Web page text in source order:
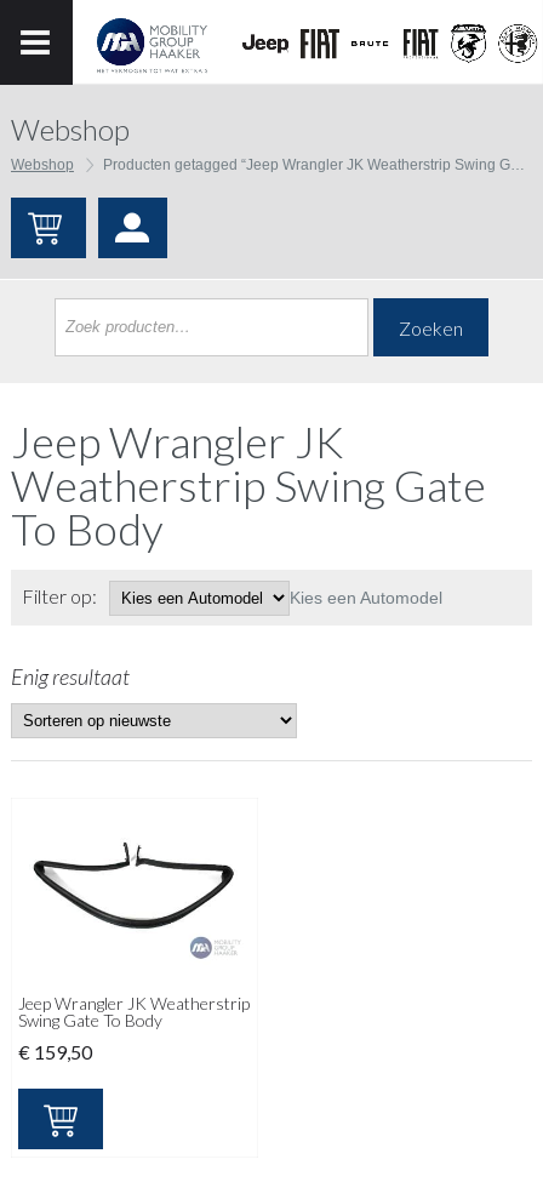
Webshop
Webshop Producten getagged “Jeep Wrangler JK Weatherstrip Swing Gate To Body”
Zoeken
Jeep Wrangler JK
Weatherstrip Swing Gate
To Body
Filter op: Kies een Automodel
Enig resultaat
Jeep Wrangler JK Weatherstrip
Swing Gate To Body
€ 159,50